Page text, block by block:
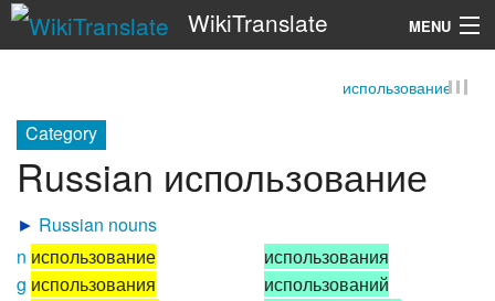
WikiTranslate MENU
использование
Category
Russian использование
► Russian nouns
n использование
g использования
использования
использований